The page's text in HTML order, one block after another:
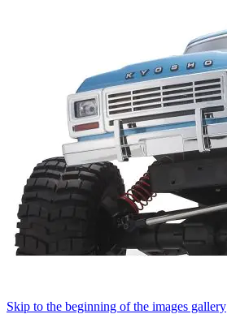
Skip to the beginning of the images gallery